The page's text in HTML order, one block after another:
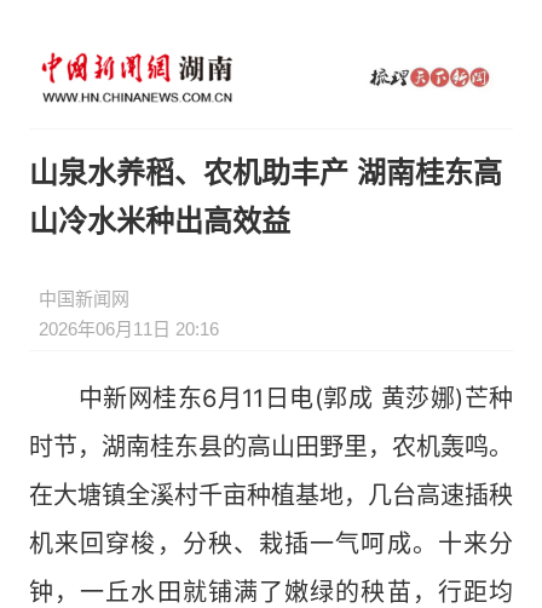
山泉水养稻、农机助丰产 湖南桂东高
山冷水米种出高效益
中国新闻网
2026年06月11日 20:16
中新网桂东6月11日电(郭成 黄莎娜)芒种
时节，湖南桂东县的高山田野里，农机轰鸣。
在大塘镇全溪村千亩种植基地，几台高速插秧
机来回穿梭，分秧、栽插一气呵成。十来分
钟，一丘水田就铺满了嫩绿的秧苗，行距均